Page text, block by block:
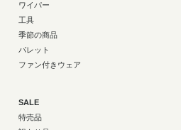
ワイパー
工具
季節の商品
パレット
ファン付きウェア
SALE
特売品